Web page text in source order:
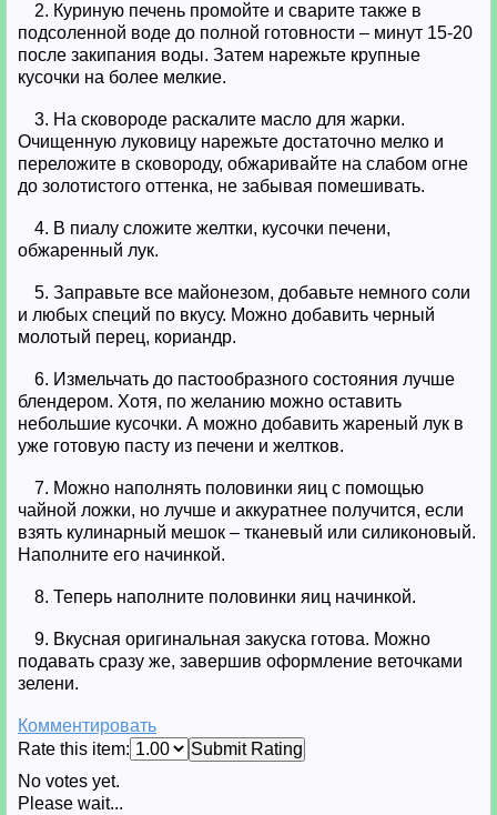
2. Куриную печень промойте и сварите также в
подсоленной воде до полной готовности – минут 15-20
после закипания воды. Затем нарежьте крупные
кусочки на более мелкие.
3. На сковороде раскалите масло для жарки.
Очищенную луковицу нарежьте достаточно мелко и
переложите в сковороду, обжаривайте на слабом огне
до золотистого оттенка, не забывая помешивать.
4. В пиалу сложите желтки, кусочки печени,
обжаренный лук.
5. Заправьте все майонезом, добавьте немного соли
и любых специй по вкусу. Можно добавить черный
молотый перец, кориандр.
6. Измельчать до пастообразного состояния лучше
блендером. Хотя, по желанию можно оставить
небольшие кусочки. А можно добавить жареный лук в
уже готовую пасту из печени и желтков.
7. Можно наполнять половинки яиц с помощью
чайной ложки, но лучше и аккуратнее получится, если
взять кулинарный мешок – тканевый или силиконовый.
Наполните его начинкой.
8. Теперь наполните половинки яиц начинкой.
9. Вкусная оригинальная закуска готова. Можно
подавать сразу же, завершив оформление веточками
зелени.
Комментировать
Rate this item:
Submit Rating
No votes yet.
Please wait...